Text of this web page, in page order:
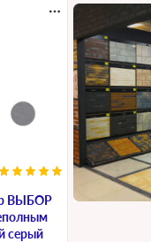
ВЫБОР
серый